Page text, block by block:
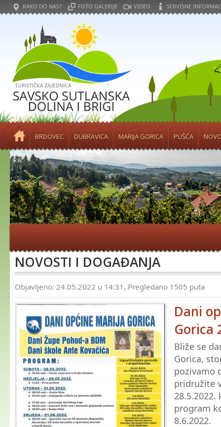
KAKO DO NAS? FOTO GALERIJE VIDEO SERVISNE
BRDOVEC DUBRAVICA MARIJA GORICA PUŠĆA
NOVOSTI I DOGAĐANJA
Objavljeno: 24.05.2022 u 14:31, Pregledano 1505 puta
Dani
Gorica
Bliže se
Gorica,
pozivamo
pridružite
program
8.6.2022.